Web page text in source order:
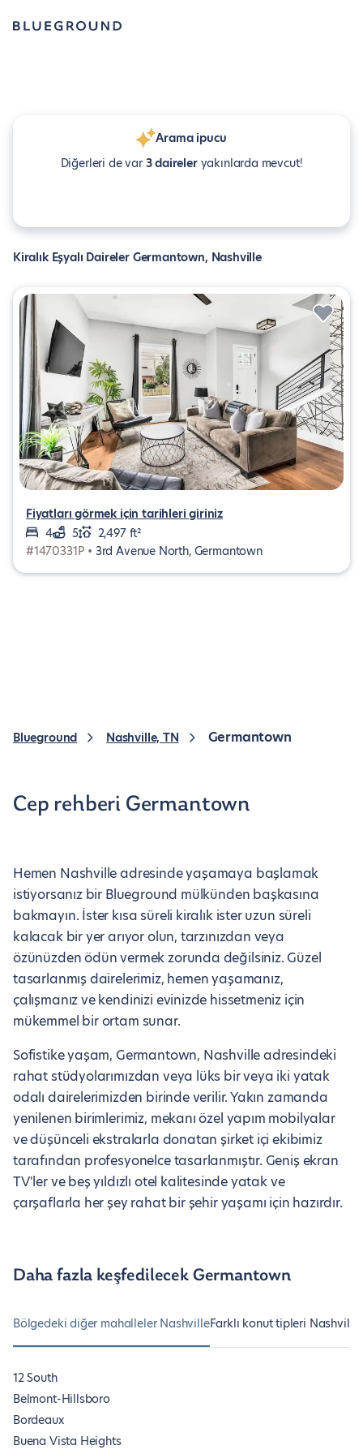
Arama ipucu
Diğerleri de var 3 daireleryakınlarda mevcut!
Kiralık Eşyalı Daireler Germantown, Nashville
Fiyatları görmek için tarihleri giriniz
4
5
2,497 ft²
#1470331P • 3rd Avenue North, Germantown
Blueground Nashville, TN Germantown
Cep rehberi Germantown
Hemen Nashville adresinde yaşamaya başlamak
istiyorsanız bir Blueground mülkünden başkasına
bakmayın. İster kısa süreli kiralık ister uzun süreli
kalacak bir yer arıyor olun, tarzınızdan veya
özünüzden ödün vermek zorunda değilsiniz. Güzel
tasarlanmış dairelerimiz, hemen yaşamanız,
çalışmanız ve kendinizi evinizde hissetmeniz için
mükemmel bir ortam sunar.
Sofistike yaşam, Germantown, Nashville adresindeki
rahat stüdyolarımızdan veya lüks bir veya iki yatak
odalı dairelerimizden birinde verilir. Yakın zamanda
yenilenen birimlerimiz, mekanı özel yapım mobilyalar
ve düşünceli ekstralarla donatan şirket içi ekibimiz
tarafından profesyonelce tasarlanmıştır. Geniş ekran
TV'ler ve beş yıldızlı otel kalitesinde yatak ve
çarşaflarla her şey rahat bir şehir yaşamı için hazırdır.
Daha fazla keşfedilecek Germantown
Bölgedeki diğer mahalleler NashvilleFarklı konut tipleri Nashville
12 South
Belmont-Hillsboro
Bordeaux
Buena Vista Heights